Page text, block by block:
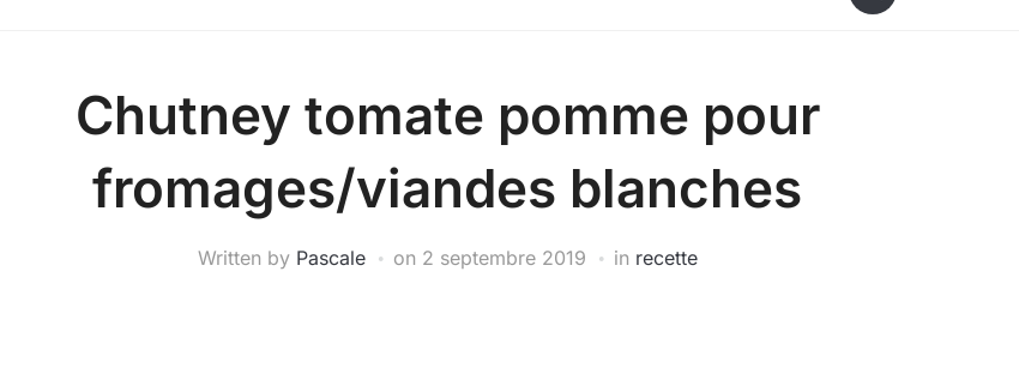
Chutney tomate pomme pour
fromages/viandes blanches
Written by Pascale on 2 septembre 2019 in recette